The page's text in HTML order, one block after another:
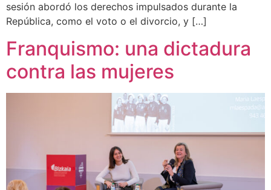
sesión abordó los derechos impulsados durante la
República, como el voto o el divorcio, y […]
Franquismo: una dictadura
contra las mujeres